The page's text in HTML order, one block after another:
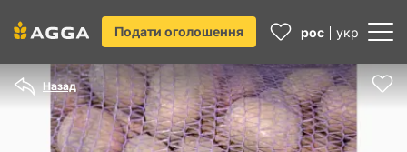
Подати оголошення рос укр
Назад